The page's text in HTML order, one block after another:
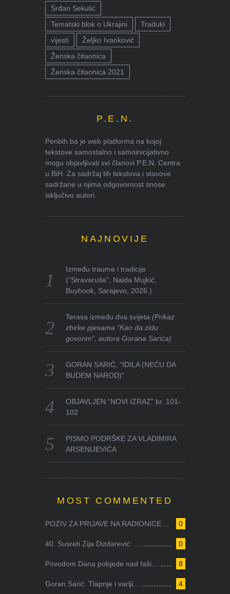
Srđan Sekulić
Tematski blok o Ukrajini
Traduki
vijesti
Željko Ivanković
Ženska čitaonica
Ženska čitaonica 2021
P.E.N.
Penbih.ba je web platforma na kojoj
tekstove samostalno i samoinicijativno
mogu objavljivati svi članovi P.E.N. Centra
u BiH. Za sadržaj tih tekstova i stavove
sadržane u njima odgovornost snose
isključivo autori.
NAJNOVIJE
Između traume i tradicije
(“Stravaruše”, Naida Mujkić,
Buybook, Sarajevo, 2026.)
Terasa između dva svijeta(Prikaz
zbirke pjesama “Kao da zidu
govorim”, autora Gorana Sarića)
GORAN SARIĆ, “IDILA (NEĆU DA
BUDEM NAROD)”
OBJAVLJEN “NOVI IZRAZ” br. 101-
102
PISMO PODRŠKE ZA VLADIMIRA
ARSENIJEVIĆA
MOST COMMENTED
0
POZIV ZA PRIJAVE NA RADIONICE ...
0
40. Susreti Zija Dizdarević: ...
8
Povodom Dana pobjede nad faši...
4
Goran Sarić: Tlapnje i varlji...